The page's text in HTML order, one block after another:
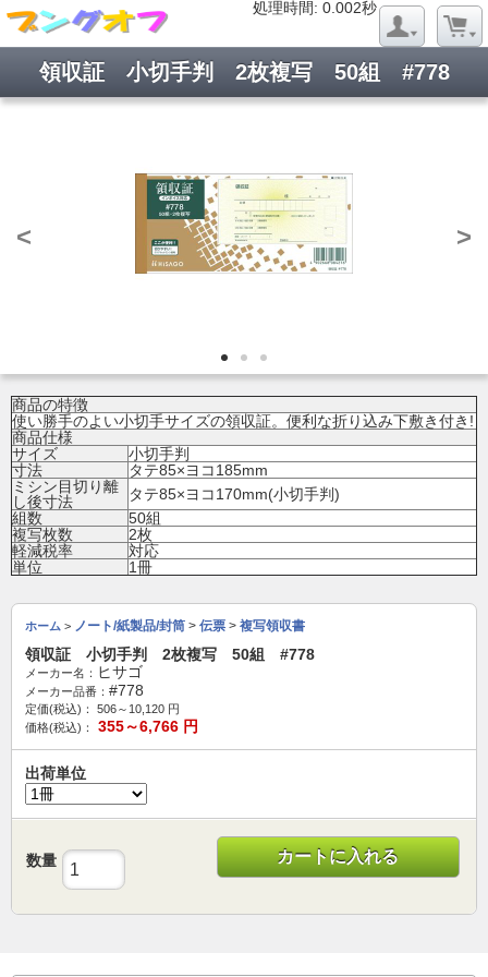
処理時間: 0.002秒
領収証 小切手判 2枚複写 50組 #778
< >
商品の特徴
使い勝手のよい小切手サイズの領収証。便利な折り込み下敷き付き!
商品仕様
サイズ
小切手判
寸法
タテ85×ヨコ185mm
ミシン目切り離
し後寸法
タテ85×ヨコ170mm(小切手判)
組数
50組
複写枚数
2枚
軽減税率
対応
単位
1冊
ホーム > ノート/紙製品/封筒 > 伝票 > 複写領収書
領収証 小切手判 2枚複写 50組 #778
メーカー名： ヒサゴ
メーカー品番： #778
定価(税込)： 506～10,120 円
価格(税込)：
355～6,766 円
出荷単位
数量 カートに入れる
処理時間: 0.019秒